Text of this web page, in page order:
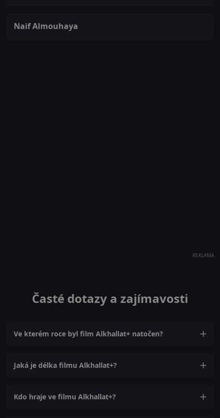
Naif Almouhaya
REKLAMA
Časté dotazy a zajímavosti
Ve kterém roce byl film Alkhallat+ natočen?
Jaká je délka filmu Alkhallat+?
Kdo hraje ve filmu Alkhallat+?